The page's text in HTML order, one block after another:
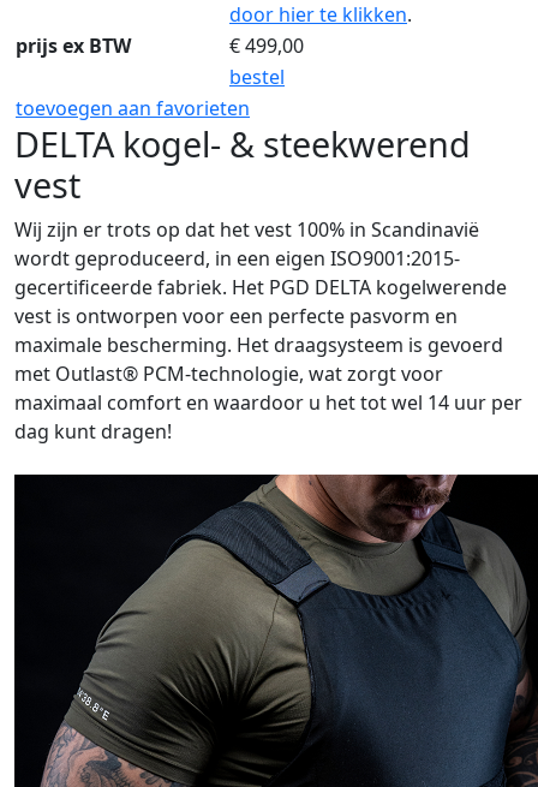
door hier te klikken.
prijs ex BTW
€499,00
bestel
toevoegen aan favorieten
DELTA kogel- & steekwerend
vest
Wij zijn er trots op dat het vest 100% in Scandinavië
wordt geproduceerd, in een eigen ISO9001:2015-
gecertificeerde fabriek. Het PGD DELTA kogelwerende
vest is ontworpen voor een perfecte pasvorm en
maximale bescherming. Het draagsysteem is gevoerd
met Outlast® PCM-technologie, wat zorgt voor
maximaal comfort en waardoor u het tot wel 14 uur per
dag kunt dragen!